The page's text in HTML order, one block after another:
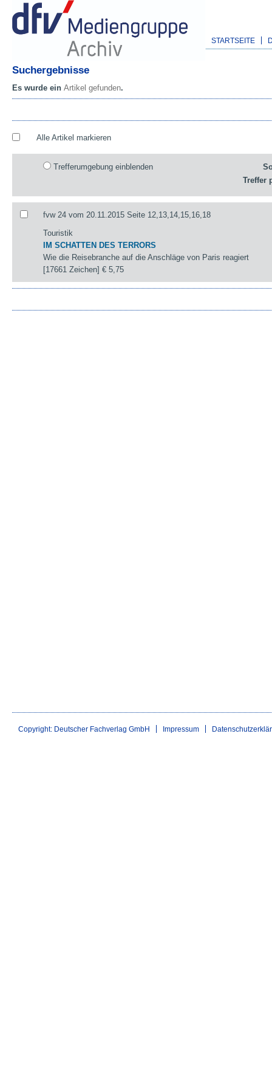
STARTSEITE
Suchergebnisse
Es wurde ein Artikel gefunden.
Alle Artikel markieren
Trefferumgebung einblenden
Treffer
fvw 24 vom 20.11.2015 Seite 12,13,14,15,16,18
Touristik
IM SCHATTEN DES TERRORS
Wie die Reisebranche auf die Anschläge von Paris reagiert
[17661 Zeichen]€ 5,75
Copyright: Deutscher Fachverlag GmbH Impressum